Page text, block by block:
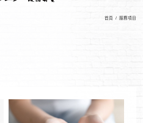
首頁 / 服務項目